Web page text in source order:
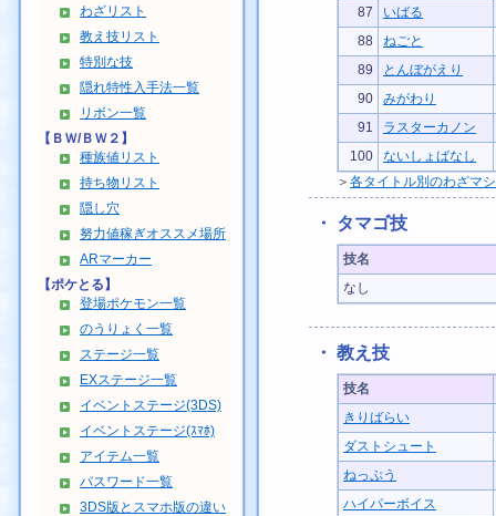
わざリスト
教え技リスト
特別な技
隠れ特性入手法一覧
リボン一覧
【ＢＷ/ＢＷ２】
種族値リスト
持ち物リスト
隠し穴
努力値稼ぎオススメ場所
ARマーカー
【ポケとる】
登場ポケモン一覧
のうりょく一覧
ステージ一覧
EXステージ一覧
イベントステージ(3DS)
イベントステージ(ｽﾏﾎ)
アイテム一覧
パスワード一覧
3DS版とスマホ版の違い
87
いばる
88
ねごと
89
とんぼがえり
90
みがわり
91
ラスターカノン
100
ないしょばなし
＞ 各タイトル別のわざマ
・ タマゴ技
技名
なし
・ 教え技
技名
きりばらい
ダストシュート
ねっぷう
ハイパーボイス